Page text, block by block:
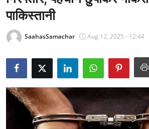
राजनीति
खेल
Epaper
धर्म
लाइफस्टाइल
पाकिस्तानी
SaahasSamachar Aug 12, 2025 - 12:44